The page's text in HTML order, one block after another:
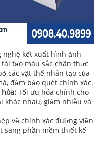
nghệ kết xuất hình ảnh
tạo màu sắc chân thực
các vật thể nhân tạo của
đảm bảo quét chính xác.
Tối ưu hóa chính cho
khác nhau, giảm nhiễu và
vẽ chính xác đường viền
sang phần mềm thiết kế